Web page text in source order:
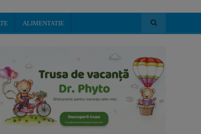
ALIMENTATIE